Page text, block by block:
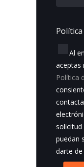
Al
aceptas
Política
puedan
darte